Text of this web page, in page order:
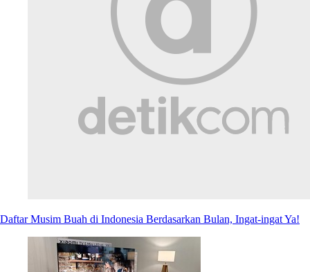
Daftar Musim Buah di Indonesia Berdasarkan Bulan, Ingat-ingat Ya!